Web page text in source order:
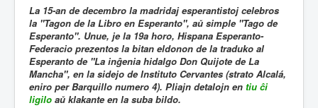
La 15-an de decembro la madridaj esperantistoj celebros
la "Tagon de la Libro en Esperanto", aŭ simple "Tago de
Esperanto". Unue, je la 19a horo, Hispana Esperanto-
Federacio prezentos la bitan eldonon de la traduko al
Esperanto de "La inĝenia hidalgo Don Quijote de La
Mancha", en la sidejo de Instituto Cervantes (strato Alcalá,
eniro per Barquillo numero 4). Pliajn detalojn en tiu ĉi
ligilo aŭ klakante en la suba bildo.